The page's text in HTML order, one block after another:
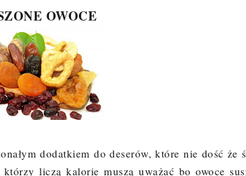
OWOCE
dodatkiem do deserów, które nie dość że
liczą kalorie muszą uważać bo owoce